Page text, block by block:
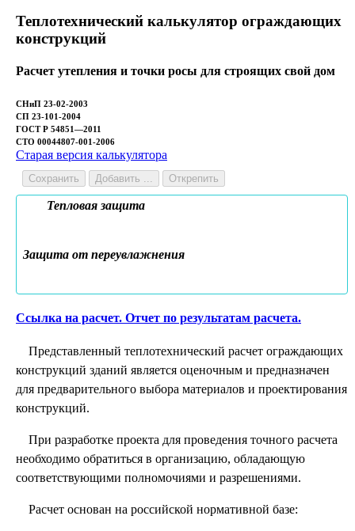
Теплотехнический калькулятор ограждающих
конструкций
Расчет утепления и точки росы для строящих свой дом
СНиП 23-02-2003
СП 23-101-2004
ГОСТ Р 54851—2011
СТО 00044807-001-2006
Старая версия калькулятора
Сохранить Добавить ... Открепить
Тепловая защита
Защита от переувлажнения
Ссылка на расчет. Отчет по результатам расчета.
Представленный теплотехнический расчет ограждающих
конструкций зданий является оценочным и предназначен
для предварительного выбора материалов и проектирования
конструкций.
При разработке проекта для проведения точного расчета
необходимо обратиться в организацию, обладающую
соответствующими полномочиями и разрешениями.
Расчет основан на российской нормативной базе: